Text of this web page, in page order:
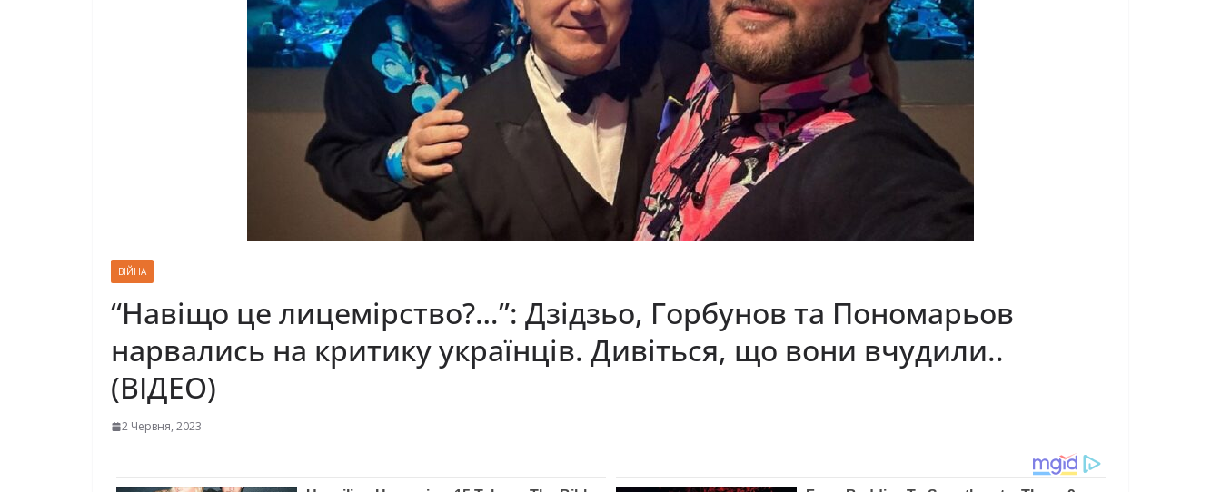
ВІЙНА
“Навіщо це лицемірство?…”: Дзідзьо, Горбунов та Пономарьов
нарвались на критику українців. Дивіться, що вони вчудили..
(ВІДЕО)
2 Червня, 2023